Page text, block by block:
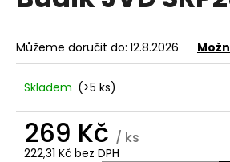
5
hvězdiček.
Můžeme doručit do: 12.8.2026
Skladem (>5 ks)
269 Kč / ks
222,31 Kč bez DPH
j
í